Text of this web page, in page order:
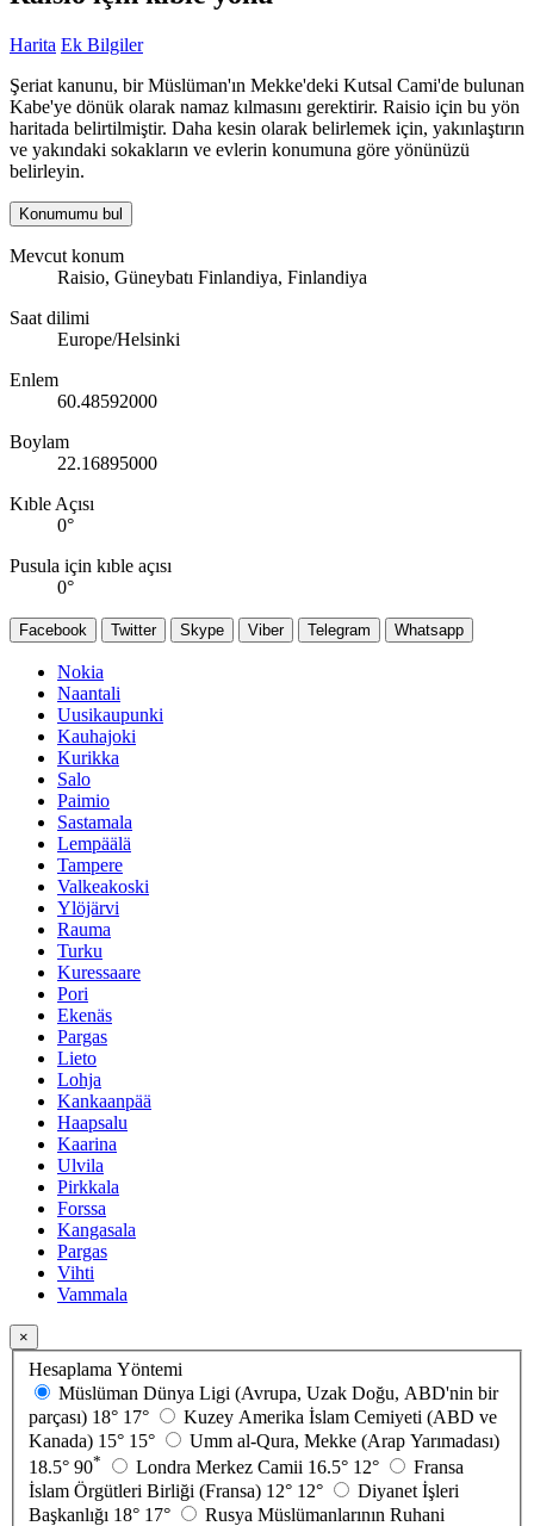
Harita Ek Bilgiler
Şeriat kanunu, bir Müslüman'ın Mekke'deki Kutsal Cami'de bulunan
Kabe'ye dönük olarak namaz kılmasını gerektirir. Raisio için bu yön
haritada belirtilmiştir. Daha kesin olarak belirlemek için, yakınlaştırın
ve yakındaki sokakların ve evlerin konumuna göre yönünüzü
belirleyin.
Konumumu bul
Mevcut konum
Raisio, Güneybatı Finlandiya, Finlandiya
Saat dilimi
Europe/Helsinki
Enlem
60.48592000
Boylam
22.16895000
Kıble Açısı
0°
Pusula için kıble açısı
0°
Facebook Twitter Skype Viber Telegram Whatsapp
Nokia
Naantali
Uusikaupunki
Kauhajoki
Kurikka
Salo
Paimio
Sastamala
Lempäälä
Tampere
Valkeakoski
Ylöjärvi
Rauma
Turku
Kuressaare
Pori
Ekenäs
Pargas
Lieto
Lohja
Kankaanpää
Haapsalu
Kaarina
Ulvila
Pirkkala
Forssa
Kangasala
Pargas
Vihti
Vammala
×
Hesaplama Yöntemi
Müslüman Dünya Ligi (Avrupa, Uzak Doğu, ABD'nin bir
parçası) 18° 17°
Kuzey Amerika İslam Cemiyeti (ABD ve
Kanada) 15° 15°
Umm al-Qura, Mekke (Arap Yarımadası)
18.5° 90* Londra Merkez Camii 16.5° 12°
Fransa
İslam Örgütleri Birliği (Fransa) 12° 12°
Diyanet İşleri
Başkanlığı 18° 17° Rusya Müslümanlarının Ruhani